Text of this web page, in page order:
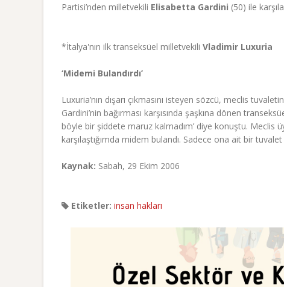
Partisi’nden milletvekili Elisabetta Gardini (50) ile
*İtalya'nın ilk transeksüel milletvekili Vladimir Luxuria
‘Midemi Bulandırdı’
Luxuria’nın dışarı çıkmasını isteyen sözcü, meclis
Gardini’nin bağırması karşısında şaşkına dönen
böyle bir şiddete maruz kalmadım’ diye konuştu. Meclis
karşılaştığımda midem bulandı. Sadece ona ait bir tuvalet
Kaynak: Sabah, 29 Ekim 2006
Etiketler: insan hakları